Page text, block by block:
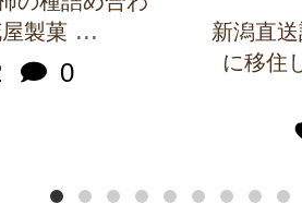
製菓 ...
0
新潟直
に移住